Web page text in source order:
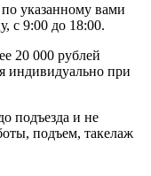
по указанному вами
с 9:00 до 18:00.
20 000 рублей
индивидуально при
подъезда и не
подъем, такелаж